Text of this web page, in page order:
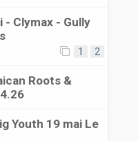
- Clymax - Gully
1 2
Roots &
Youth 19 mai Le